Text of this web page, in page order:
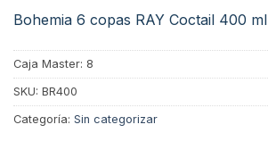
Bohemia 6 copas RAY Coctail 400 ml
Caja Master: 8
SKU: BR400
Categoría: Sin categorizar